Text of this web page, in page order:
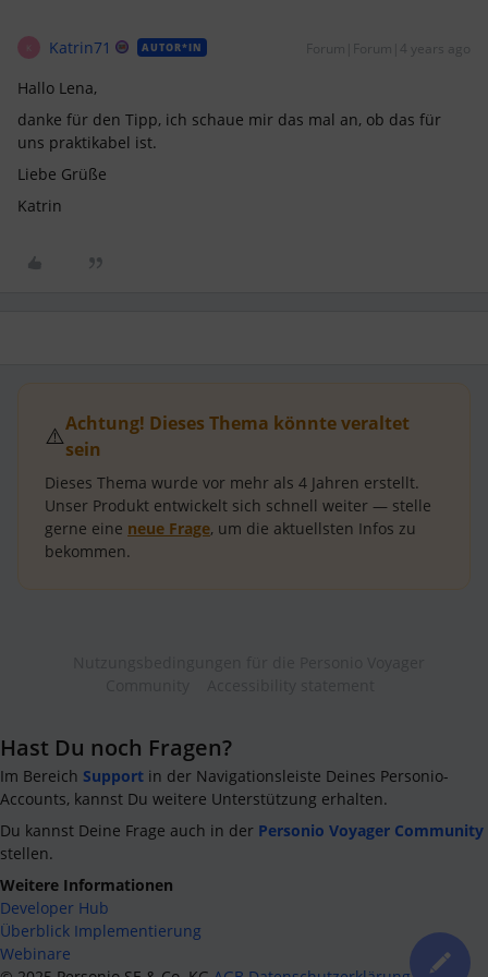
Katrin71 AUTOR*IN Forum|Forum|4 years ago
Hallo Lena,
danke für den Tipp, ich schaue mir das mal an, ob das für
uns praktikabel ist.
Liebe Grüße
Katrin
⚠️Achtung! Dieses Thema könnte veraltet
sein
Dieses Thema wurde vor mehr als 4 Jahren erstellt.
Unser Produkt entwickelt sich schnell weiter — stelle
gerne eine neue Frage, um die aktuellsten Infos zu
bekommen.
Hast Du noch Fragen?
Im Bereich Support in der Navigationsleiste Deines Personio-
Accounts, kannst Du weitere Unterstützung erhalten.
Du kannst Deine Frage auch in der Personio Voyager Community
stellen.
Weitere Informationen
Developer Hub
Überblick Implementierung
Webinare